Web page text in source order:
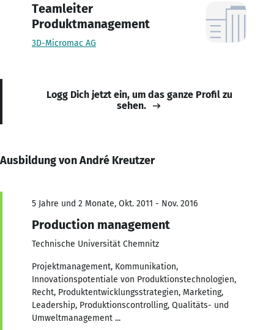
Teamleiter
Produktmanagement
3D-Micromac AG
Logg Dich jetzt ein, um das ganze Profil zu
sehen.
Ausbildung von André Kreutzer
5 Jahre und 2 Monate, Okt. 2011 - Nov. 2016
Production management
Technische Universität Chemnitz
Projektmanagement, Kommunikation,
Innovationspotentiale von Produktionstechnologien,
Recht, Produktentwicklungsstrategien, Marketing,
Leadership, Produktionscontrolling, Qualitäts- und
Umweltmanagement ...